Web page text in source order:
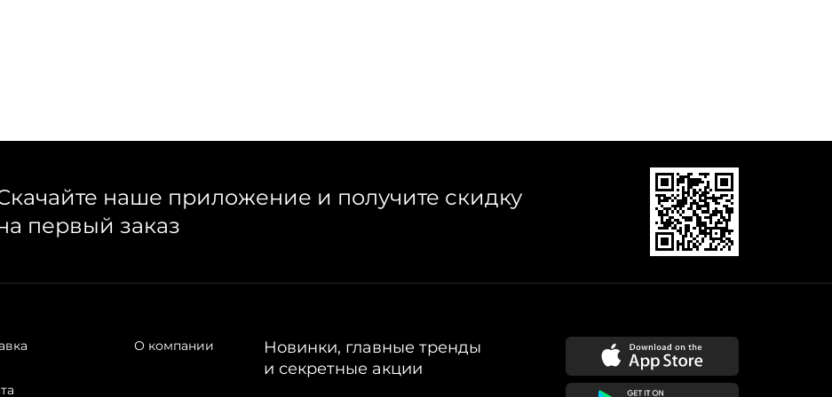
наше приложение и получите скидку
первый заказ
О компании
Новинки, главные тренды
и секретные акции